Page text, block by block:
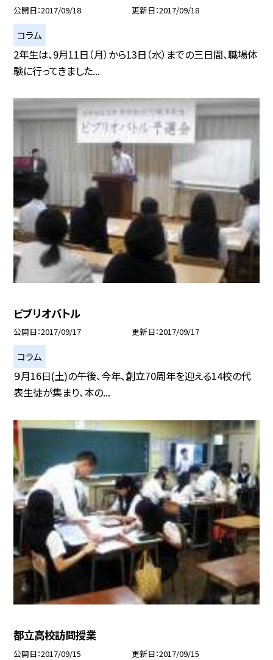
公開日 2017/09/18 更新日 2017/09/18
コラム
2年生は、9月11日（月）から13日（水）までの三日間、職場体
験に行ってきました...
ビブリオバトル
公開日 2017/09/17 更新日 2017/09/17
コラム
９月16日(土)の午後、今年、創立70周年を迎える14校の代
表生徒が集まり、本の...
都立高校訪問授業
公開日 2017/09/15 更新日 2017/09/15